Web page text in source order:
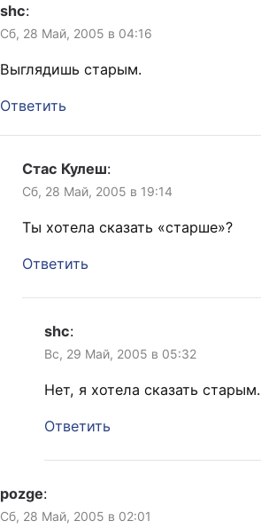
shc:
Сб, 28 Май, 2005 в 04:16
Выглядишь старым.
Ответить
Стас Кулеш:
Сб, 28 Май, 2005 в 19:14
Ты хотела сказать «старше»?
Ответить
shc:
Вс, 29 Май, 2005 в 05:32
Нет, я хотела сказать старым.
Ответить
pozge:
Сб, 28 Май, 2005 в 02:01